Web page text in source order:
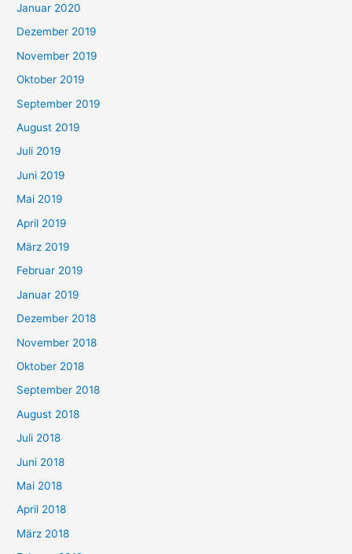
Januar 2020
Dezember 2019
November 2019
Oktober 2019
September 2019
August 2019
Juli 2019
Juni 2019
Mai 2019
April 2019
März 2019
Februar 2019
Januar 2019
Dezember 2018
November 2018
Oktober 2018
September 2018
August 2018
Juli 2018
Juni 2018
Mai 2018
April 2018
März 2018